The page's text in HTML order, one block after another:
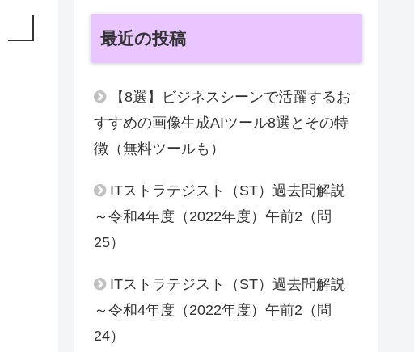
最近の投稿
【8選】ビジネスシーンで活躍するお
すすめの画像生成AIツール8選とその特
徴（無料ツールも）
ITストラテジスト（ST）過去問解説
～令和4年度（2022年度）午前2（問
25）
ITストラテジスト（ST）過去問解説
～令和4年度（2022年度）午前2（問
24）